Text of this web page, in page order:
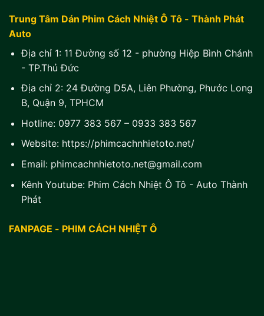
Trung Tâm Dán Phim Cách Nhiệt Ô Tô - Thành Phát
Auto
Địa chỉ 1: 11 Đường số 12 - phường Hiệp Bình Chánh
- TP.Thủ Đức
Địa chỉ 2: 24 Đường D5A, Liên Phường, Phước Long
B, Quận 9, TPHCM
Hotline: 0977 383 567– 0933 383 567
Website: https://phimcachnhietoto.net/
Email: phimcachnhietoto.net@gmail.com
Kênh Youtube: Phim Cách Nhiệt Ô Tô - Auto Thành
Phát
FANPAGE - PHIM CÁCH NHIỆT Ô